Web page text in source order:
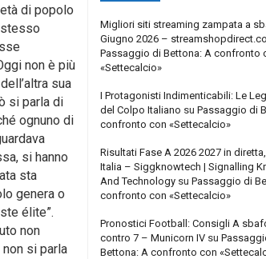
di popolo
stesso
non è più
sua
si parla di
ognuno di
si hanno
sta
genera o
élite”.
non
si parla
Migliori siti streaming zampata a
Giugno 2026 –
Passaggio di Bettona: A confronto
«Settecalcio»
I Protagonisti Indimenticabili: Le
del Colpo Italiano su Passaggio di
confronto con «Settecalcio»
Risultati Fase A 2026 2027 in diretta,
Italia – Siggknowtech | Signalling
And Technology su Passaggio di
confronto con «Settecalcio»
Pronostici Football: Consigli A
contro 7 – Municorn IV su
Bettona: A confronto con